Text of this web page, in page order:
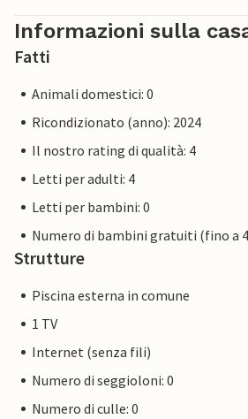
Informazioni sulla
Fatti
Animali domestici: 0
Ricondizionato (anno): 2024
Il nostro rating di qualità: 4
Letti per adulti: 4
Letti per bambini: 0
Numero di bambini gratuiti (fino a
Strutture
Piscina esterna in comune
1 TV
Internet (senza fili)
Numero di seggioloni: 0
Numero di culle: 0